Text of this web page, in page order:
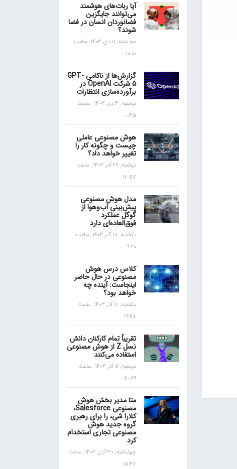
آیا ربات‌های هوشمند
می‌توانند جایگزین
فضانوردان انسان در فضا
شوند؟
سه شنبه, 11 دی 1403, ساعت
10:01
گزارش‌ها از ناکامی GPT-
5 شرکت OpenAI در
برآورده‌سازی انتظارات
دوشنبه, 3 دی 1403, ساعت
0:35
هوش مصنوعی عاملی
چیست و چگونه کار را
تغییر خواهد داد؟
دوشنبه, 26 آذر 1403, ساعت
17:57
مدل هوش مصنوعی
پیش‌بینی آب‌و‌هوا از
گوگل عملکرد
فوق‌العاده‌ای دارد
یکشنبه, 18 آذر 1403, ساعت
9:20
کلاس درس هوش
مصنوعی در حال حاضر
اینجاست: آینده چه
خواهد بود؟
یکشنبه, 11 آذر 1403, ساعت
19:48
تقریباً تمام کارکنان دانش
نسل Z از هوش مصنوعی
استفاده می‌کنند
دوشنبه, 5 آذر 1403, ساعت
20:29
متا مدیر بخش هوش
مصنوعی Salesforce،
کلارا شی، را برای رهبری
گروه جدید هوش
مصنوعی تجاری استخدام
کرد
چهارشنبه, 30 آبان 1403, ساعت
15:47